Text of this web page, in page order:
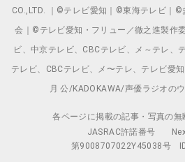
CO.,LTD. ｜©テレビ愛知｜©東海テレビ｜
会｜©テレビ愛知・フリュー／徹之進製作
ビ、中京テレビ、CBCテレビ、メ～テレ、
テレビ、CBCテレビ、メ〜テレ、テレビ
月 公/KADOKAWA/声優ラジオの
各ページに掲載の記事・写真の無
JASRAC許諾番号
第9008707022Y45038号